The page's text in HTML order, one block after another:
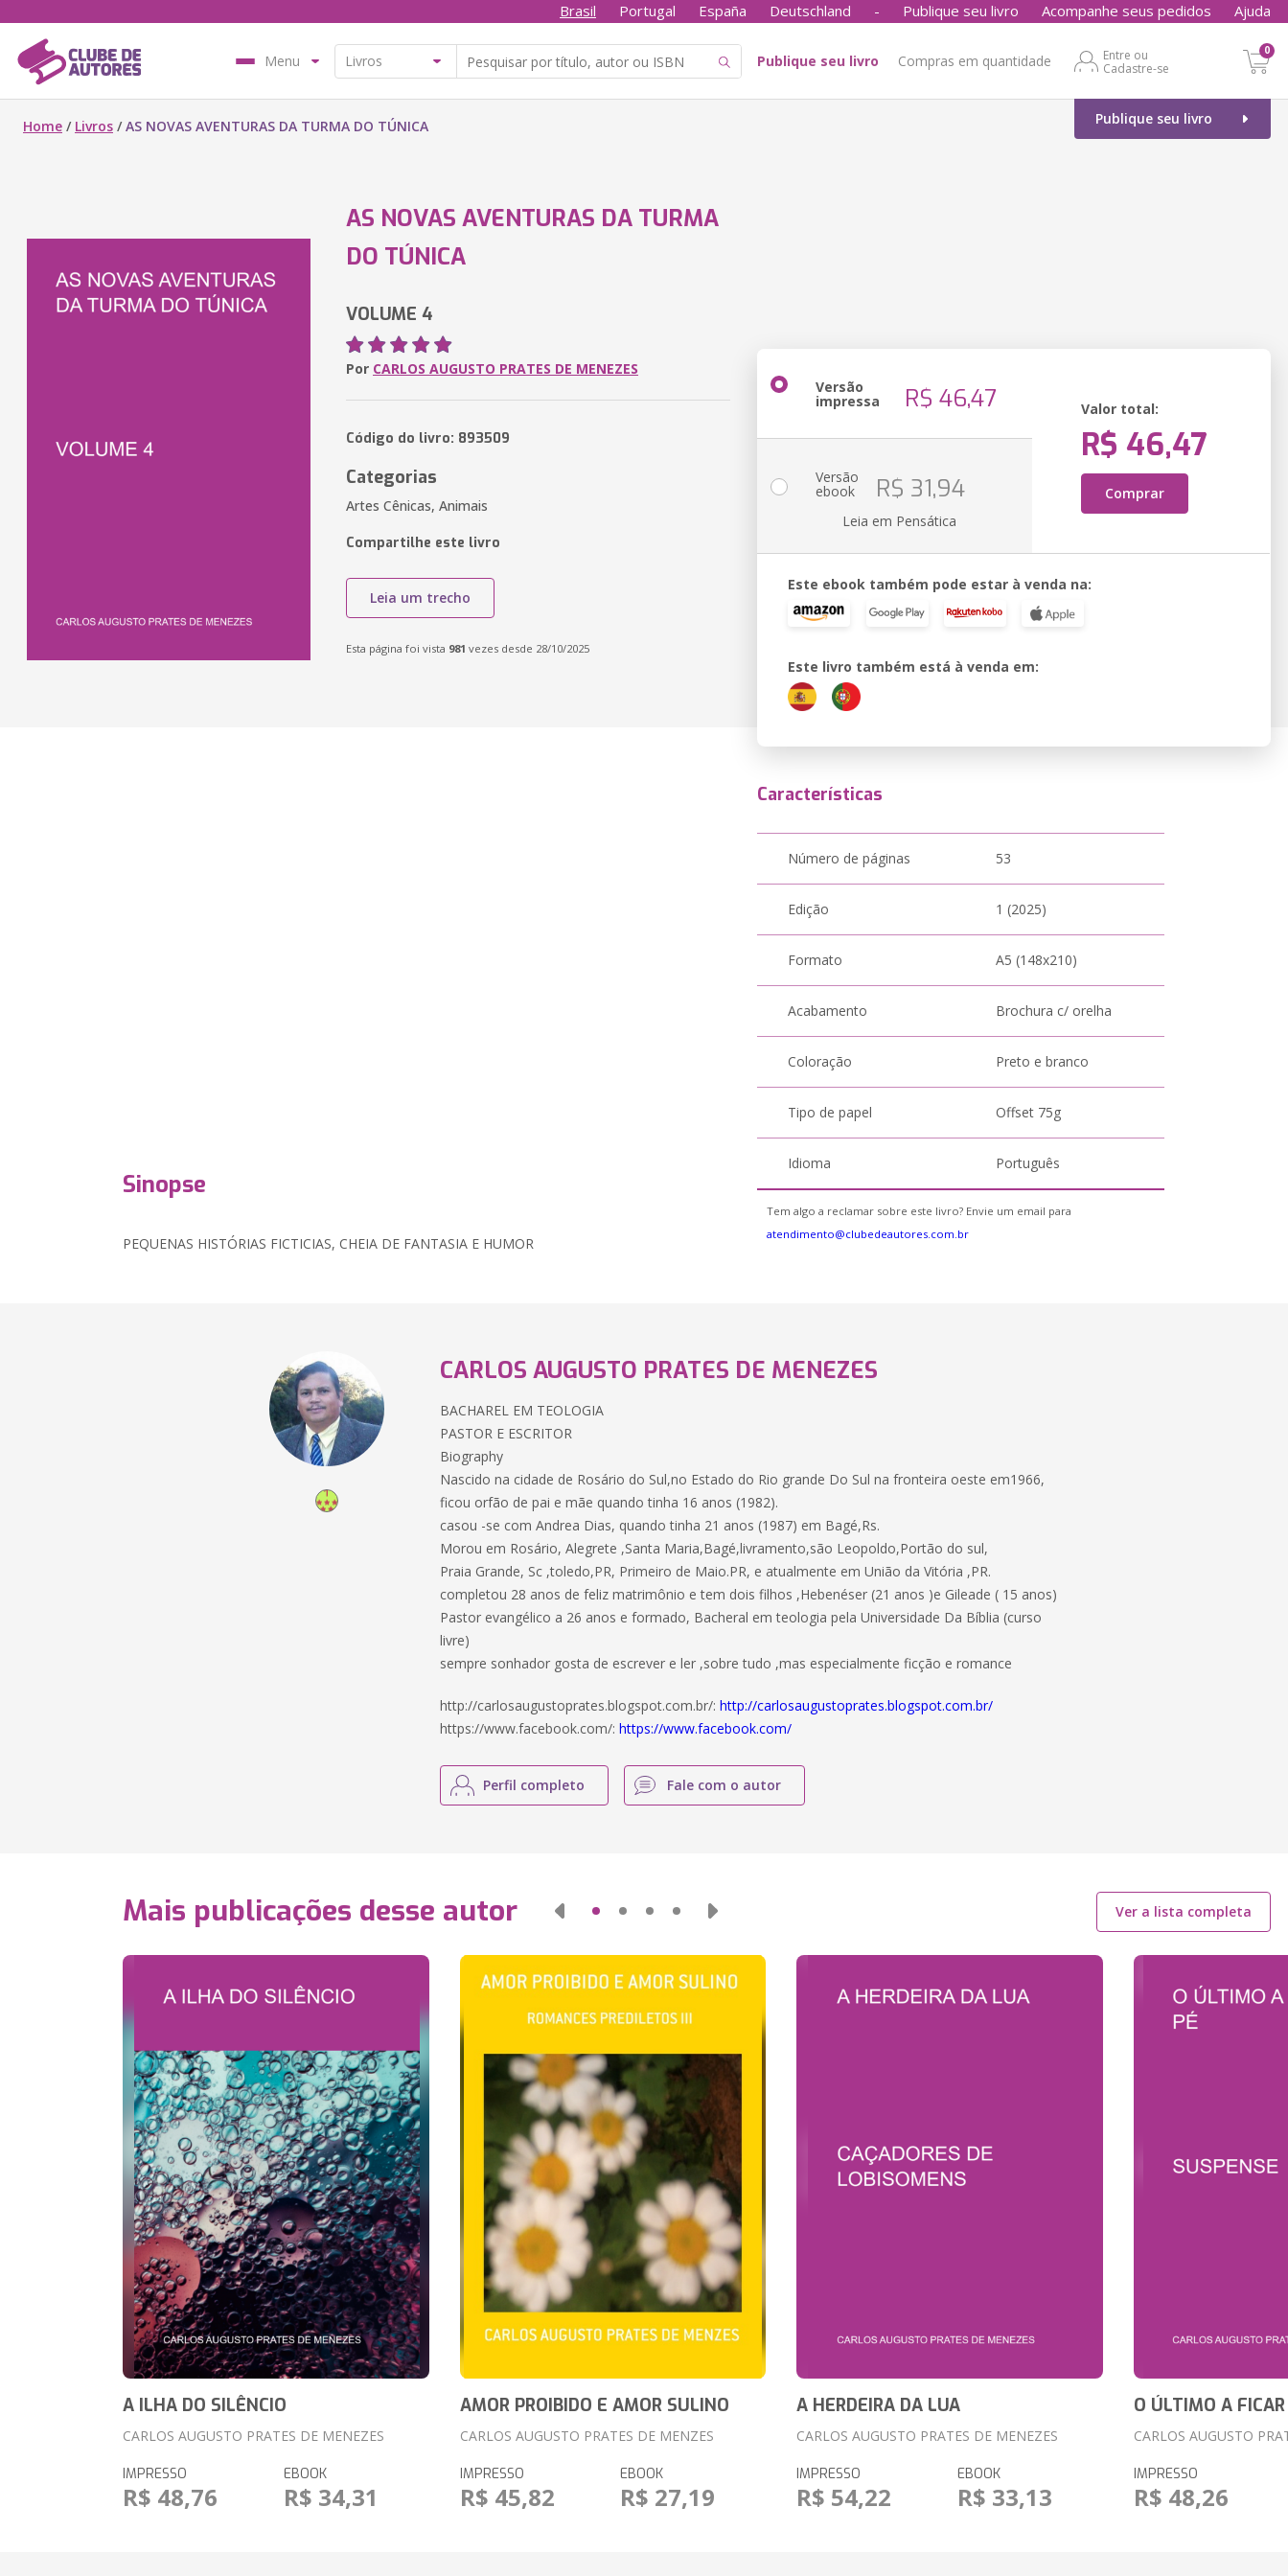
Brasil Portugal España Deutschland - Publique seu livro Acompanhe seus pedidos Ajuda
Menu Publique seu livro Compras em quantidade
Entre ou
Cadastre-se
0
Publique seu livro
Home / Livros /AS NOVAS AVENTURAS DA TURMA DO TÚNICA
AS NOVAS AVENTURAS DA TURMA
DO TÚNICA
VOLUME 4
Por CARLOS AUGUSTO PRATES DE MENEZES
Código do livro: 893509
Categorias
Artes Cênicas, Animais
Compartilhe este livro
Leia um trecho
Esta página foi vista 981 vezes desde 28/10/2025
Versão
impressa R$ 46,47 Valor total:
R$ 46,47
Comprar
Versão
ebook R$ 31,94
Leia em Pensática
Este ebook também pode estar à venda na:
Este livro também está à venda em:
Sinopse
PEQUENAS HISTÓRIAS FICTICIAS, CHEIA DE FANTASIA E HUMOR
Características
Número de páginas 53
Edição 1 (2025)
Formato A5 (148x210)
Acabamento Brochura c/ orelha
Coloração Preto e branco
Tipo de papel Offset 75g
Idioma Português
Tem algo a reclamar sobre este livro? Envie um email para
atendimento@clubedeautores.com.br
CARLOS AUGUSTO PRATES DE MENEZES
BACHAREL EM TEOLOGIA
PASTOR E ESCRITOR
Biography
Nascido na cidade de Rosário do Sul,no Estado do Rio grande Do Sul na fronteira oeste em1966,
ficou orfão de pai e mãe quando tinha 16 anos (1982).
casou -se com Andrea Dias, quando tinha 21 anos (1987) em Bagé,Rs.
Morou em Rosário, Alegrete ,Santa Maria,Bagé,livramento,são Leopoldo,Portão do sul,
Praia Grande, Sc ,toledo,PR, Primeiro de Maio.PR, e atualmente em União da Vitória ,PR.
completou 28 anos de feliz matrimônio e tem dois filhos ,Hebenéser (21 anos )e Gileade ( 15 anos)
Pastor evangélico a 26 anos e formado, Bacheral em teologia pela Universidade Da Bíblia (curso
livre)
sempre sonhador gosta de escrever e ler ,sobre tudo ,mas especialmente ficção e romance
http://carlosaugustoprates.blogspot.com.br/:http://carlosaugustoprates.blogspot.com.br/
https://www.facebook.com/:https://www.facebook.com/
Perfil completo Fale com o autor
Mais publicações desse autor Ver a lista completa
A ILHA DO SILÊNCIO
CARLOS AUGUSTO PRATES DE MENEZES
IMPRESSO
R$ 48,76
EBOOK
R$ 34,31
AMOR PROIBIDO E AMOR SULINO
CARLOS AUGUSTO PRATES DE MENZES
IMPRESSO
R$ 45,82
EBOOK
R$ 27,19
A HERDEIRA DA LUA
CARLOS AUGUSTO PRATES DE MENEZES
IMPRESSO
R$ 54,22
EBOOK
R$ 33,13
O ÚLTIMO A
CARLOS AUGUSTO
IMPRESSO
R$ 48,26